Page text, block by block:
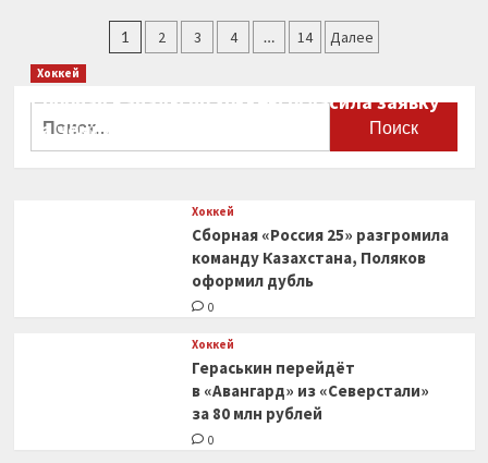
Надаль
снялся
Пагинация
1 2 3 4 … 14 Далее
Хоккей
Сборная Канады по хоккею огласила заявку
на чемпионат мира
Хоккей
Сборная «Россия 25» разгромила
команду Казахстана, Поляков
оформил дубль
0
Хоккей
Гераськин перейдёт
в «Авангард» из «Северстали»
за 80 млн рублей
0